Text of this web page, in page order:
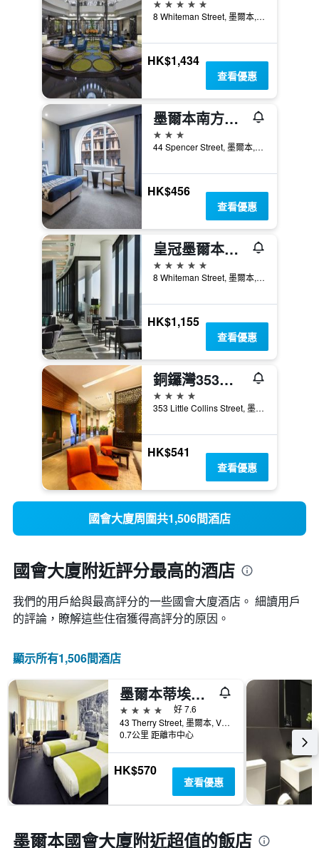
8 Whiteman Street, 墨爾本, VIC, 澳洲
HK$1,434
查看優惠
墨爾本南方大酒店
3星級
44 Spencer Street, 墨爾本, VIC, 澳洲
HK$456
查看優惠
皇冠墨爾本大都市酒店
5星級
8 Whiteman Street, 墨爾本, VIC, 澳洲
HK$1,155
查看優惠
銅鑼灣353酒店
4星級
353 Little Collins Street, 墨爾本, VIC, 澳洲
HK$541
查看優惠
國會大廈周圍共1,506間酒店
國會大廈附近評分最高的酒店
我們的用戶給與最高評分的一些國會大廈酒店。 細讀用戶
的評論，瞭解這些住宿獲得高評分的原因。
顯示所有1,506間酒店
墨爾本蒂埃里街美居酒店
4星級
好 7.6
43 Therry Street, 墨爾本, VIC, 澳洲
0.7公里 距離市中心
HK$570
查看優惠
墨爾本國會大廈附近超值的飯店